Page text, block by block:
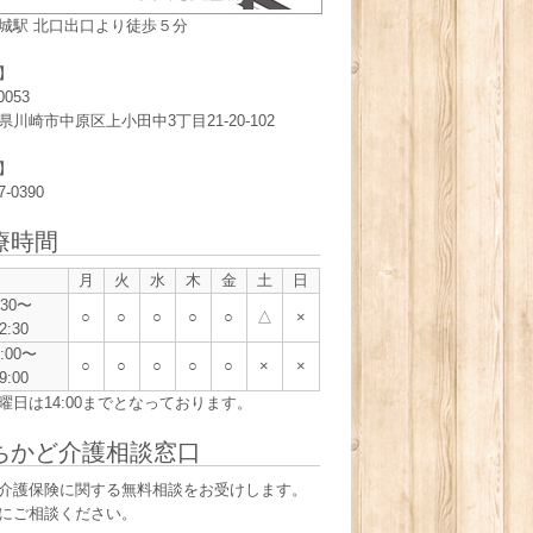
駅 北口出口より徒歩５分
川崎市中原区上小田中3丁目21-20-102
0390
時間
月 火 水 木 金 土
日
〜
○ ○ ○ ○ ○ △ ×
〜
○ ○ ○ ○ ○ × ×
日は14:00までとなっております。
かど介護相談窓口
護保険に関する無料相談をお受けします。
ご相談ください。